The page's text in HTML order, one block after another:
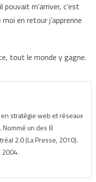
pouvait m’arriver, c’est
en retour j’apprenne
tout le monde y gagne.
stratégie web et réseaux
Nommé un des 8
2.0 (La Presse, 2010).
2004.